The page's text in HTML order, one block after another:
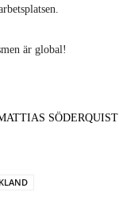
är global!
SÖDERQUIST